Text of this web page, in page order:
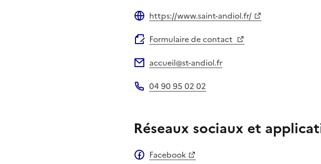
https://www.saint-andiol.fr/
Formulaire de contact
accueil@st-andiol.fr
04 90 95 02 02
Réseaux sociaux et
Facebook